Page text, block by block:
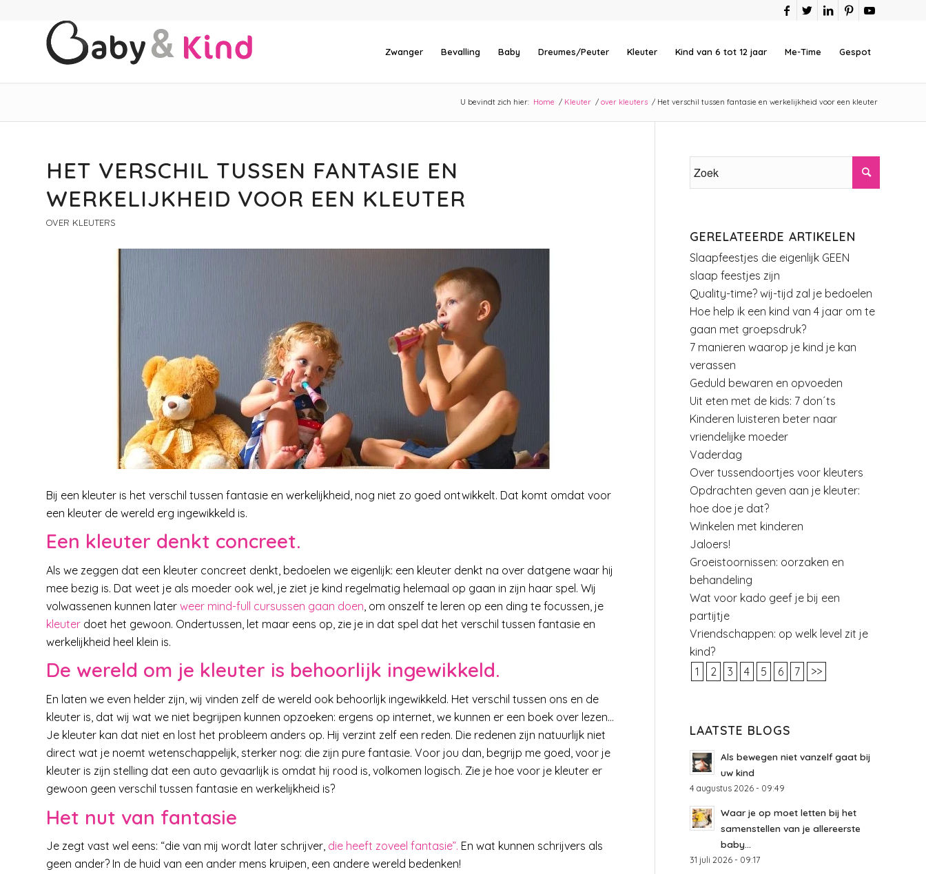
Zwanger Bevalling Baby Dreumes/Peuter Kleuter Kind van 6 tot 12 jaar Me-Time Gespot
U bevindt zich hier: Home / Kleuter / over kleuters / Het verschil tussen fantasie en werkelijkheid voor een kleuter
HET VERSCHIL TUSSEN FANTASIE EN
WERKELIJKHEID VOOR EEN KLEUTER
OVER KLEUTERS
Bij een kleuter is het verschil tussen fantasie en werkelijkheid, nog niet zo goed ontwikkelt. Dat komt omdat voor
een kleuter de wereld erg ingewikkeld is.
Een kleuter denkt concreet.
Als we zeggen dat een kleuter concreet denkt, bedoelen we eigenlijk: een kleuter denkt na over datgene waar hij
mee bezig is. Dat weet je als moeder ook wel, je ziet je kind regelmatig helemaal op gaan in zijn haar spel. Wij
volwassenen kunnen later weer mind-full cursussen gaan doen , om onszelf te leren op een ding te focussen, je
kleuter doet het gewoon. Ondertussen, let maar eens op, zie je in dat spel dat het verschil tussen fantasie en
werkelijkheid heel klein is.
De wereld om je kleuter is behoorlijk ingewikkeld.
En laten we even helder zijn, wij vinden zelf de wereld ook behoorlijk ingewikkeld. Het verschil tussen ons en de
kleuter is, dat wij wat we niet begrijpen kunnen opzoeken: ergens op internet, we kunnen er een boek over lezen…
Je kleuter kan dat niet en lost het probleem anders op. Hij verzint zelf een reden. Die redenen zijn natuurlijk niet
direct wat je noemt wetenschappelijk, sterker nog: die zijn pure fantasie. Voor jou dan, begrijp me goed, voor je
kleuter is zijn stelling dat een auto gevaarlijk is omdat hij rood is, volkomen logisch. Zie je hoe voor je kleuter er
gewoon geen verschil tussen fantasie en werkelijkheid is?
Het nut van fantasie
Je zegt vast wel eens: “die van mij wordt later schrijver, die heeft zoveel fantasie”. En wat kunnen schrijvers als
geen ander? In de huid van een ander mens kruipen, een andere wereld bedenken!
GERELATEERDE ARTIKELEN
Slaapfeestjes die eigenlijk GEEN
slaap feestjes zijn
Quality-time? wij-tijd zal je bedoelen
Hoe help ik een kind van 4 jaar om te
gaan met groepsdruk?
7 manieren waarop je kind je kan
verassen
Geduld bewaren en opvoeden
Uit eten met de kids: 7 don´ts
Kinderen luisteren beter naar
vriendelijke moeder
Vaderdag
Over tussendoortjes voor kleuters
Opdrachten geven aan je kleuter:
hoe doe je dat?
Winkelen met kinderen
Jaloers!
Groeistoornissen: oorzaken en
behandeling
Wat voor kado geef je bij een
partijtje
Vriendschappen: op welk level zit je
kind?
1
2 3 4 5 6 7 >>
LAATSTE BLOGS
Als bewegen niet vanzelf gaat bij
uw kind
4 augustus 2026 - 09:49
Waar je op moet letten bij het
samenstellen van je allereerste
baby...
31 juli 2026 - 09:17